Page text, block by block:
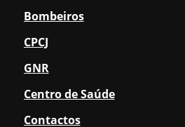
Bombeiros
CPCJ
GNR
Centro de Saúde
Contactos